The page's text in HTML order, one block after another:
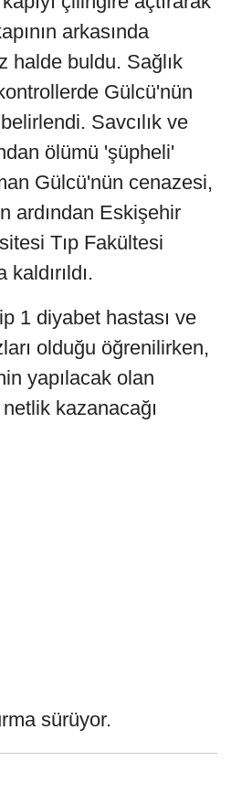
arkasında
halde buldu. Sağlık
Gülcü'nün
Savcılık ve
ölümü 'şüpheli'
Gülcü'nün cenazesi,
ardından Eskişehir
Tıp Fakültesi
1 diyabet hastası ve
olduğu öğrenilirken,
yapılacak olan
kazanacağı
sürüyor.